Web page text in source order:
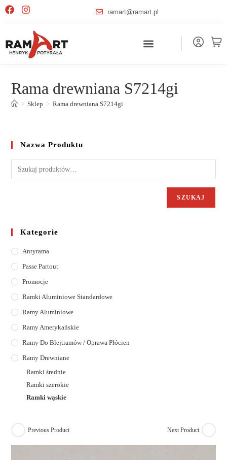
ramart@ramart.pl
Rama drewniana S7214gi
> Sklep > Rama drewniana S7214gi
Previous Product Next Product
Nazwa Produktu
SZUKAJ
Kategorie
Antyrama
Passe Partout
Promocje
Ramki Aluminiowe Standardowe
Ramy Aluminiowe
Ramy Amerykańskie
Ramy Do Blejtramów / Oprawa Płócien
Ramy Drewniane
Ramki średnie
Ramki szerokie
Ramki wąskie